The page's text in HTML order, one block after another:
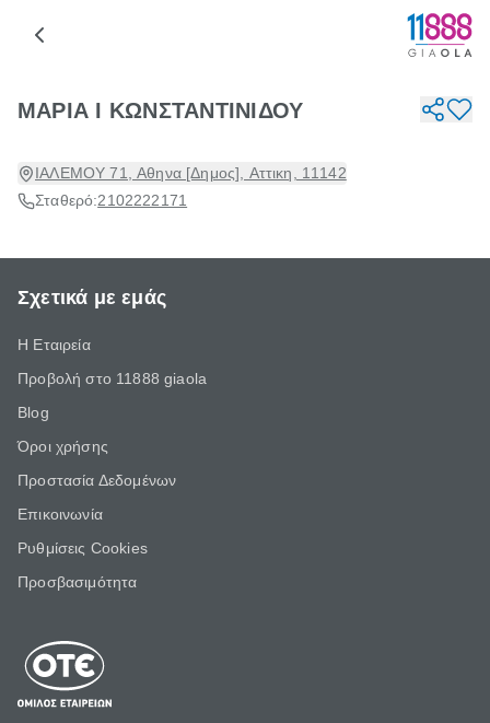
ΜΑΡΙΑ Ι ΚΩΝΣΤΑΝΤΙΝΙΔΟΥ
ΙΑΛΕΜΟΥ 71, Αθηνα [Δημος], Αττικη, 11142
Σταθερό:2102222171
Σχετικά με εμάς
Η Εταιρεία
Προβολή στο 11888 giaola
Blog
Όροι χρήσης
Προστασία Δεδομένων
Επικοινωνία
Ρυθμίσεις Cookies
Προσβασιμότητα